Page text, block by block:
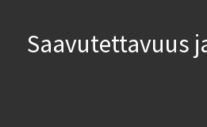
Saavutettavuus